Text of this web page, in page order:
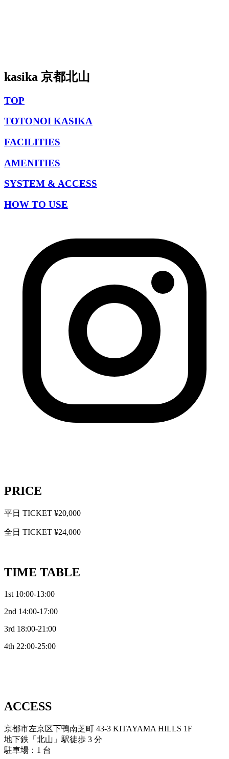
kasika 京都北山
TOP
TOTONOI KASIKA
FACILITIES
AMENITIES
SYSTEM & ACCESS
HOW TO USE
PRICE
平日 TICKET ¥20,000
全日 TICKET ¥24,000
TIME TABLE
1st 10:00-13:00
2nd 14:00-17:00
3rd 18:00-21:00
4th 22:00-25:00
ACCESS
京都市左京区下鴨南芝町 43-3 KITAYAMA HILLS 1F
地下鉄「北山」駅徒歩 3 分
駐車場：1 台